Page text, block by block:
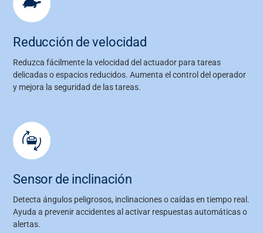
Soporte
Acerca de nosotros
Media
Reducción de velocidad
Reduzca fácilmente la velocidad del actuador para tareas
delicadas o espacios reducidos. Aumenta el control del operador
y mejora la seguridad de las tareas.
Sensor de inclinación
Detecta ángulos peligrosos, inclinaciones o caídas en tiempo real.
Ayuda a prevenir accidentes al activar respuestas automáticas o
alertas.